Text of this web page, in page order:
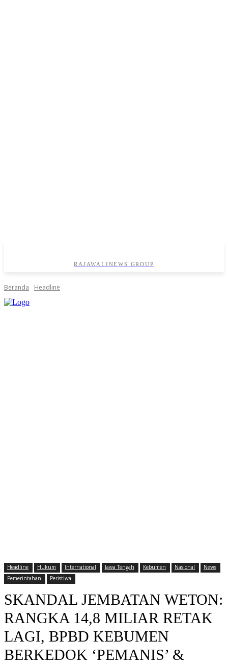
RAJAWALINEWS GROUP
Beranda Headline
Headline Hukum International Jawa Tengah Kebumen Nasional
News
Pemerintahan
Peristiwa
SKANDAL JEMBATAN WETON:
RANGKA 14,8 MILIAR RETAK
LAGI, BPBD KEBUMEN
BERKEDOK ‘PEMANIS’ &